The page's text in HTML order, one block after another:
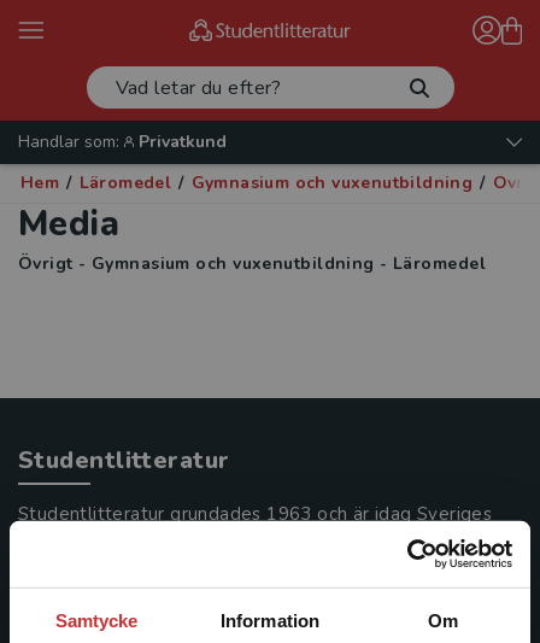
Samtycke Information Om
Handlar som:
Privatkund
Hem / Läromedel / Gymnasium och vuxenutbildning /
Media
Övrigt - Gymnasium och vuxenutbildning - Läromedel
Studentlitteratur
Studentlitteratur grundades 1963 och är idag Sveriges
ledande utbildningsförlag. Med läromedel, kurslitteratur,
längs hela kunskapsresan.